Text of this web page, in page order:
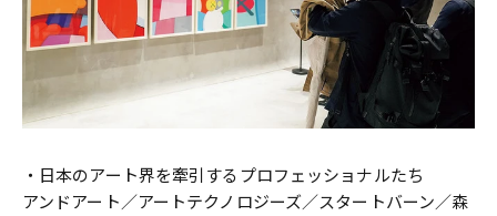
・日本のアート界を牽引するプロフェッショナルたち
アンドアート／アートテクノロジーズ／スタートバーン／森